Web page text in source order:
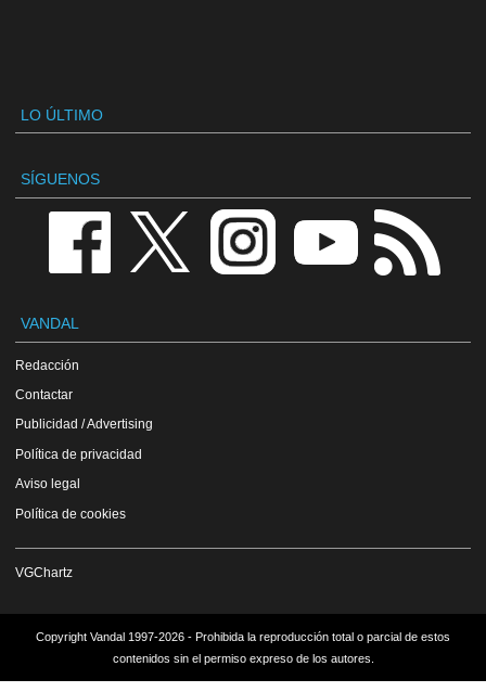
LO ÚLTIMO
SÍGUENOS
VANDAL
Redacción
Contactar
Publicidad / Advertising
Política de privacidad
Aviso legal
Política de cookies
VGChartz
Copyright Vandal 1997-2026 - Prohibida la reproducción total o parcial de estos
contenidos sin el permiso expreso de los autores.